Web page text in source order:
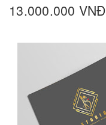
13.000.000 VNĐ